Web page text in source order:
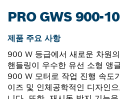
PRO GWS 900-
제품 주요 사항
900 W 등급에서 새로운 차원
핸들링이 우수한 유선 소형 앵
900 W 모터로 작업 진행 속도
이즈 및 인체공학적인 디자인